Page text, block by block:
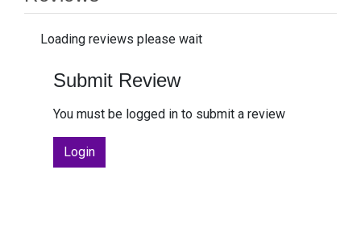
Loading reviews please wait
Submit Review
You must be logged in to submit a review
Login